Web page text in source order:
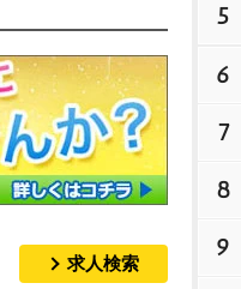
求人検索
5
6
7
8
9